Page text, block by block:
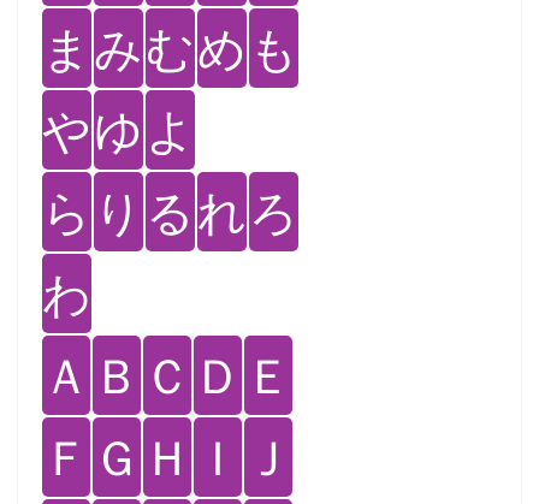
ま みむめ も
やゆ よ
ら り るれろ
わ
Ａ Ｂ Ｃ Ｄ Ｅ
Ｆ Ｇ Ｈ Ｉ Ｊ